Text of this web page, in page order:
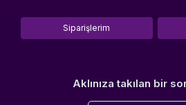
Siparişlerim
Aklınıza takılan bir